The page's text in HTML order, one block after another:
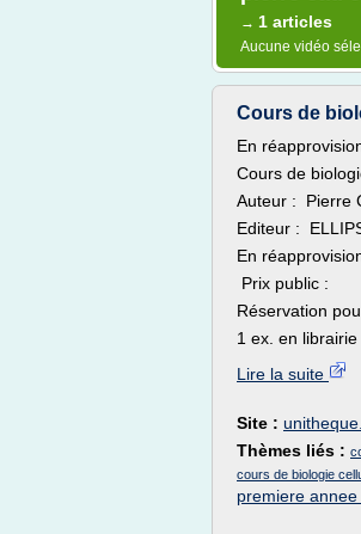
→ 1 articles
Aucune vidéo
Cours de
En
Cours de
Auteur : Pierre
Editeur :
En
Prix public :
Réservation
1 ex. en librairie
Lire la suite
Site :
Thèmes liés :
cours de biologie
premiere